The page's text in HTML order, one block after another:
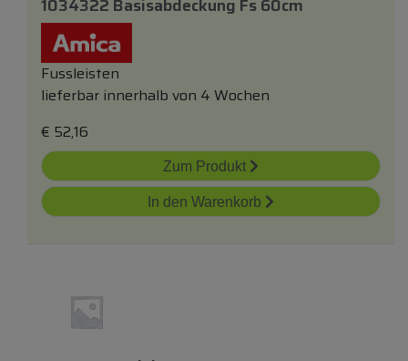
1034322 Basisabdeckung Fs 60cm
Fussleisten
lieferbar innerhalb von 4 Wochen
€ 52,16
Zum Produkt
In den Warenkorb